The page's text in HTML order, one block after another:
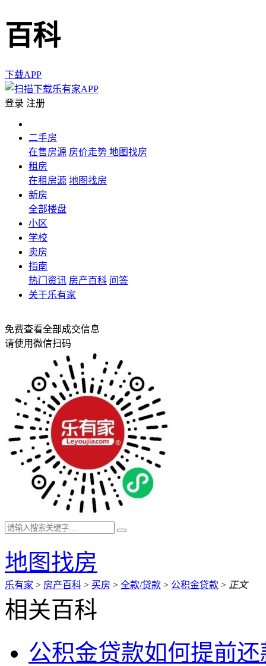
百科
下载APP
登录 注册
二手房
在售房源 房价走势 地图找房
租房
在租房源 地图找房
新房
全部楼盘
小区
学校
卖房
指南
热门资讯 房产百科 问答
关于乐有家
免费查看全部成交信息
请使用微信扫码
地图找房
乐有家 > 房产百科 > 买房 > 全款/贷款 > 公积金贷款 > 正文
相关百科
公积金贷款如何提前还